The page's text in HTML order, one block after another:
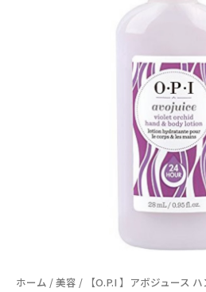
ホーム /美容 / 【O.P.I 】アボジュース